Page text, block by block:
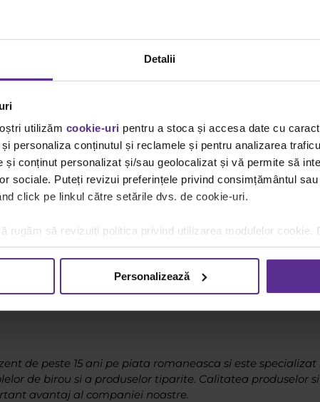
Detalii
utilizăm cookie-uri pentru a stoca și accesa date cu
personaliza conținutul și reclamele și pentru analizarea
și conținut personalizat și/sau geolocalizat și vă permite să
sociale. Puteți revizui preferințele privind consimțământul
click pe linkul către setările dvs. de cookie-uri.
rugăm să revizuiți politica privind utilizarea modulelor cookie.
Personalizează
de produse de papetarie si birotica. Am ales din oferta
respecta mediul incojurator. Poti opta pentru
L’Oblique Touareg, hartie ecologica Xerox, plicuri
adezive din hartie reciclata 3M.
de peste 15 ani pe piata romaneasca si este
de birou si a produselor tiparite. Calitatea produselor
avantaj al companiei noastre.